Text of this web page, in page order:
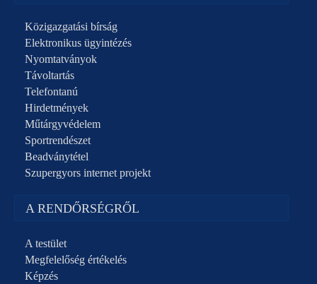
Közigazgatási bírság
Elektronikus ügyintézés
Nyomtatványok
Távoltartás
Telefontanú
Hirdetmények
Műtárgyvédelem
Sportrendészet
Beadványtétel
Szupergyors internet projekt
A RENDŐRSÉGRŐL
A testület
Megfelelőség értékelés
Képzés